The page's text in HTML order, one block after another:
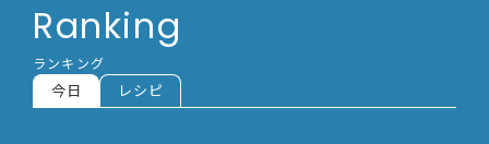
Ranking
ランキング
今日 レシピ